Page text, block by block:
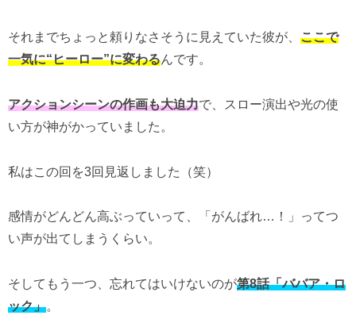
それまでちょっと頼りなさそうに見えていた彼が、 ここで
一気に“ヒーロー”に変わるんです。
アクションシーンの作画も大迫力で、スロー演出や光の使
い方が神がかっていました。
私はこの回を3回見返しました（笑）
感情がどんどん高ぶっていって、「がんばれ…！」ってつ
い声が出てしまうくらい。
そしてもう一つ、忘れてはいけないのが第8話「ババア・ロ
ック」。